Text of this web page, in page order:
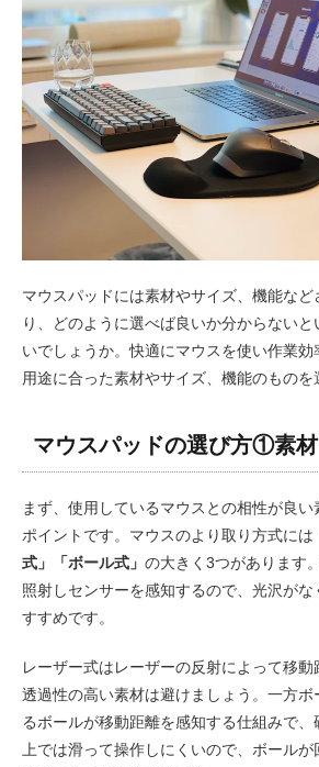
マウスパッドには素材やサイズ、機能など
り、どのように選べば良いか分からない
いでしょうか。快適にマウスを使い作業効
用途に合った素材やサイズ、機能のものを
マウスパッドの選び方①素材
まず、使用しているマウスとの相性が良
ポイントです。マウスのより取り方式には
式」「ボール式」 の大きく3つがあります
照射しセンサーを感知するので、光沢が
すすめです。
レーザー式はレーザーの反射によって移動
透過性の高い素材は避けましょう。一方
るボールが移動距離を感知する仕組みで
上では滑って操作しにくいので、ボールが